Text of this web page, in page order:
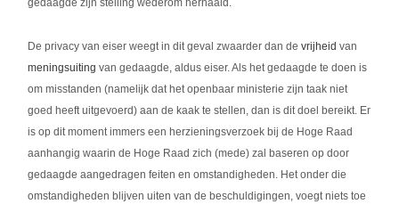
gedaagde zijn stelling wederom herhaald.
De privacy van eiser weegt in dit geval zwaarder dan devrijheid van
meningsuiting van gedaagde, aldus eiser. Als het gedaagde te doen is
om misstanden (namelijk dat het openbaar ministerie zijn taak niet
goed heeft uitgevoerd) aan de kaak te stellen, dan is dit doel bereikt. Er
is op dit moment immers een herzieningsverzoek bij de Hoge Raad
aanhangig waarin de Hoge Raad zich (mede) zal baseren op door
gedaagde aangedragen feiten en omstandigheden. Het onder die
omstandigheden blijven uiten van de beschuldigingen, voegt niets toe